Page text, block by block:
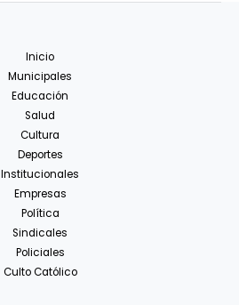
Inicio
Municipales
Educación
Salud
Cultura
Deportes
Institucionales
Empresas
Política
Sindicales
Policiales
Culto Católico